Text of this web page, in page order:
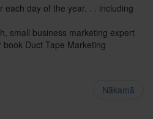
each day of the year. . . including
small business marketing expert
Duct Tape Marketing
Nākamā